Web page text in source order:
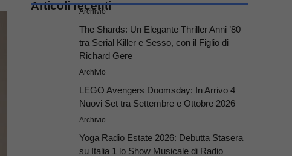
Articoli recenti
Archivio
The Shards: Un Elegante Thriller Anni ’80
tra Serial Killer e Sesso, con il Figlio di
Richard Gere
Archivio
LEGO Avengers Doomsday: In Arrivo 4
Nuovi Set tra Settembre e Ottobre 2026
Archivio
Yoga Radio Estate 2026: Debutta Stasera
su Italia 1 lo Show Musicale di Radio